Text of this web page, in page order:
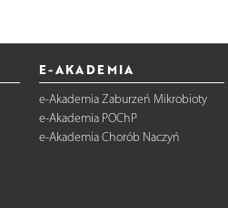
E-AKADEMIA
e-Akademia Zaburzeń Mikrobioty
e-Akademia POChP
e-Akademia Chorób Naczyń